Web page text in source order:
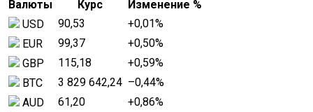
Валюты Курс
Изменение %
USD
90,53 +0,01%
EUR
99,37 +0,50%
GBP
115,18 +0,59%
BTC
3 829 642,24 –0,44%
AUD
61,20 +0,86%